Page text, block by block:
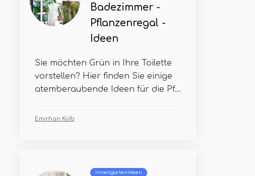
Badezimmer -
Pflanzenregal -
Ideen
Sie möchten Grün in Ihre Toilette
vorstellen? Hier finden Sie einige
atemberaubende Ideen für die Pf...
Emirhan Kolb
Innengartenideen